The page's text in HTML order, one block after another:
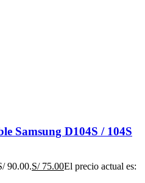
Samsung D104S / 104S
90.00.S/75.00El precio actual es: